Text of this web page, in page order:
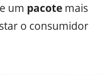
um pacote mais
o consumidor